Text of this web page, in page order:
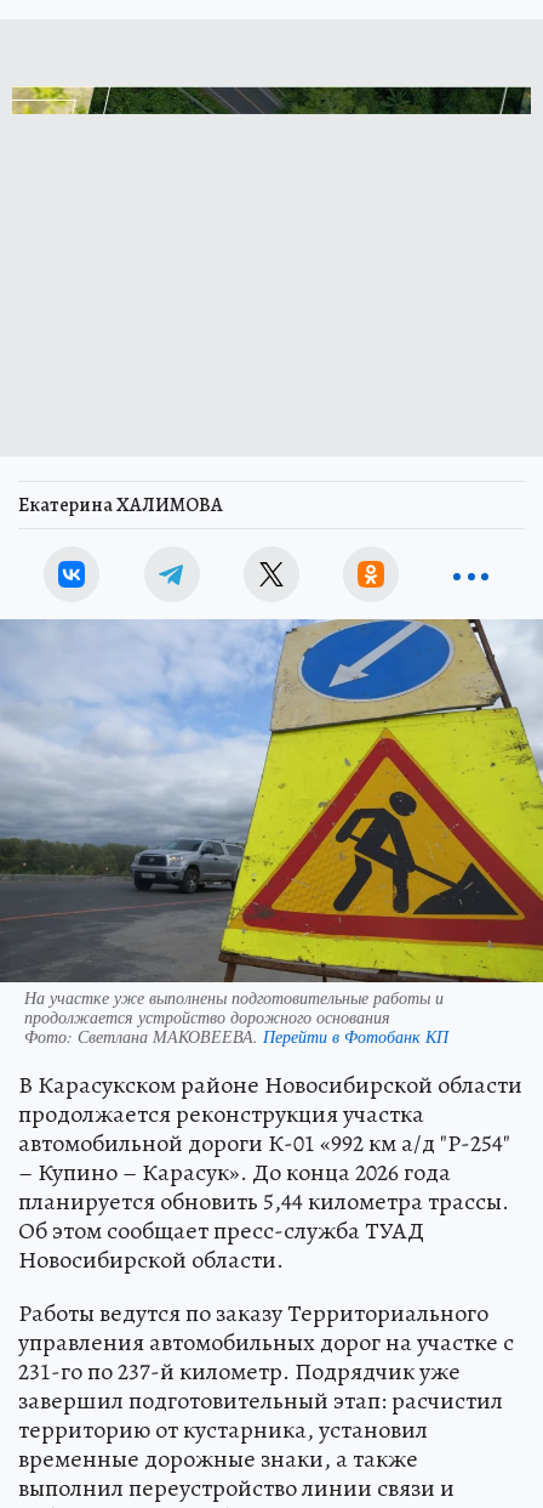
Екатерина ХАЛИМОВА
На участке уже выполнены подготовительные работы и
продолжается устройство дорожного основания
Фото: Светлана МАКОВЕЕВА. Перейти в Фотобанк КП
В Карасукском районе Новосибирской области
продолжается реконструкция участка
автомобильной дороги К-01 «992 км а/д "Р-254"
– Купино – Карасук». До конца 2026 года
планируется обновить 5,44 километра трассы.
Об этом сообщает пресс-служба ТУАД
Новосибирской области.
Работы ведутся по заказу Территориального
управления автомобильных дорог на участке с
231-го по 237-й километр. Подрядчик уже
завершил подготовительный этап: расчистил
территорию от кустарника, установил
временные дорожные знаки, а также
выполнил переустройство линии связи и